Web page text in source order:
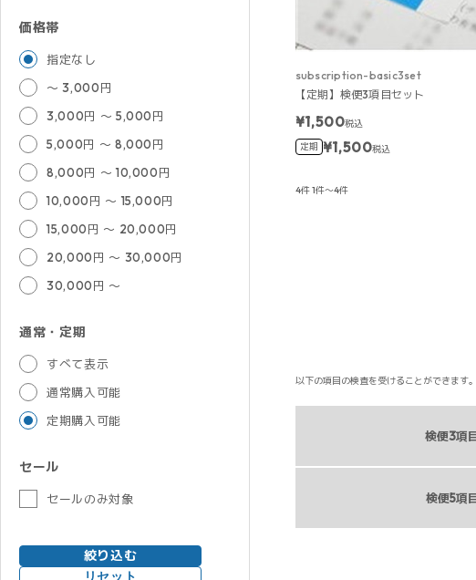
価格帯
指定なし
～ 3,000円
3,000円 ～ 5,000円
5,000円 ～ 8,000円
8,000円 ～ 10,000円
10,000円 ～ 15,000円
15,000円 ～ 20,000円
20,000円 ～ 30,000円
30,000円 ～
通常・定期
すべて表示
通常購入可能
定期購入可能
セール
セールのみ対象
絞り込む
リセット
subscription-basic3set
【定期】検便3項目セット
¥1,500税込
定期 ¥1,500税込
4件1件～4件
以下の項目の検査を受けることができます。
検便3項
検便5項